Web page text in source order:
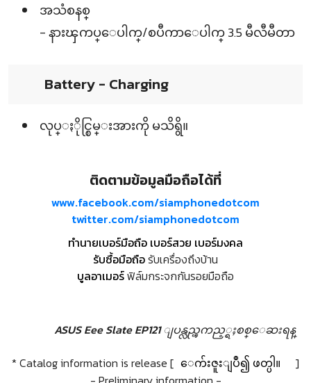
အသံစနစ္
- နားၾကပ္ေပါက္/စပီကာေပါက္ 3.5 မီလီမီတာ
Battery - Charging
လုပ္ႏိုင္စြမ္းအားကို မသိရွိ။
ติดตามข้อมูลมือถือได้ที่
www.facebook.com/siamphonedotcom
twitter.com/siamphonedotcom
ทำนายเบอร์มือถือ เบอร์สวย เบอร์มงคล
รับซื้อมือถือรับเครื่องถึงบ้าน
บูลอาเมอร์ฟิล์มกระจกกันรอยมือถือ
ASUS Eee Slate EP121 ျပန္လည္ၾကည့္ရႈစစ္ေဆးရန္
* Catalog information is release [ ေက်းဇူးျပဳ၍ ဖတ္ပါ။
]